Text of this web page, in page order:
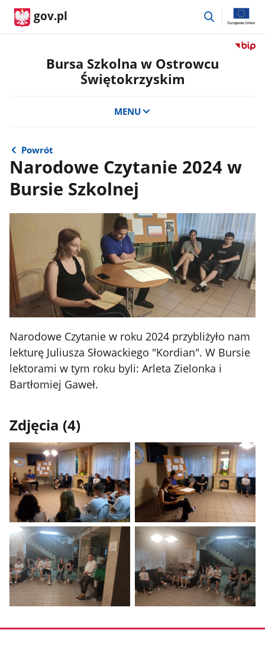
gov.pl
przejdź
Przejdź
Bursa Szkolna w Ostrowcu
Świętokrzyskim
MENU
Powrót
Narodowe Czytanie 2024 w
Bursie Szkolnej
Narodowe Czytanie w roku 2024 przybliżyło nam
lekturę Juliusza Słowackiego "Kordian". W Bursie
lektorami w tym roku byli: Arleta Zielonka i
Bartłomiej Gaweł.
Zdjęcia (4)
Pokaż
zdjęcie
1
z
galerii.
Pokaż
zdjęcie
2
z
galerii.